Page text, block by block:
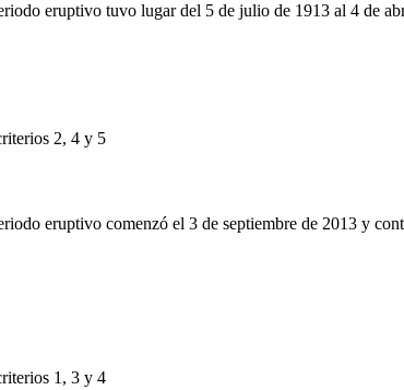
eruptivo tuvo lugar del 5 de julio de 1913 al 4 de
2, 4 y 5
eruptivo comenzó el 3 de septiembre de 2013 y
1, 3 y 4